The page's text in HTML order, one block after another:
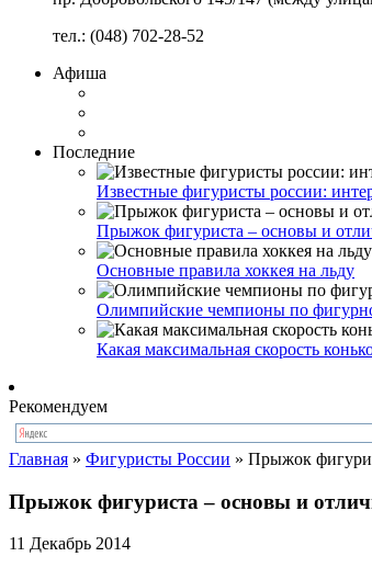
тел.: (048) 702-28-52
Афиша
Последние
Известные фигуристы россии:
Прыжок фигуриста – основы и
Основные правила хоккея на льду
Олимпийские чемпионы по
Какая максимальная скорость
Рекомендуем
Главная » Фигуристы России » Прыжок
Прыжок фигуриста – основы и
11 Декабрь 2014